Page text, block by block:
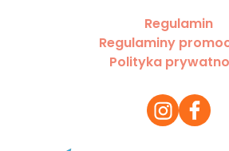
Regulamin
Regulaminy
Polityka